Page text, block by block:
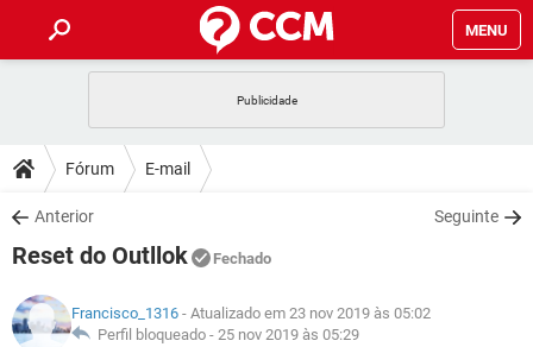
MENU
CELULAR
OUTLOOK
INSTAGRAM
GUIA DE COMPRAS
DICAS
JOGOS
INSTAGRAM GMAIL
DOWNLOADS
JOGOS
CELULAR
OUTLOOK EXCEL
JOGOS WHATSAPP
GLOSSÁRIO
Fórum E-mail
Anterior Seguinte
Reset do Outllok Fechado
Francisco_1316 - Atualizado em 23 nov 2019 às 05:02
Perfil bloqueado - 25 nov 2019 às 05:29